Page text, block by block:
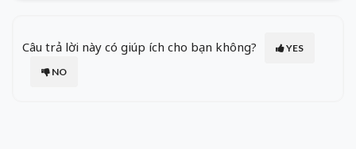
Câu trả lời này có giúp ích cho bạn không?
YES
NO